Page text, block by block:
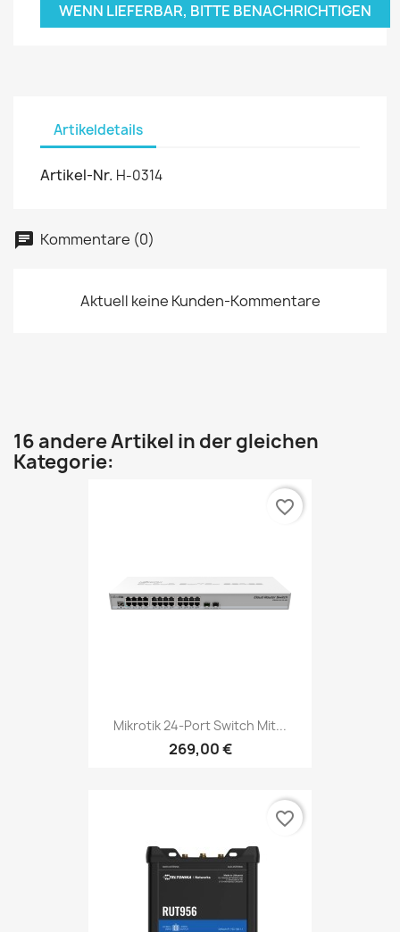
WENN LIEFERBAR, BITTE BENACHRICHTIGEN
Artikeldetails
Artikel-Nr. H-0314
Kommentare (0)
Aktuell keine Kunden-Kommentare
16 andere Artikel in der gleichen
Kategorie:
Mikrotik 24-Port Switch Mit...
269,00 €
favorite_border
favorite_border